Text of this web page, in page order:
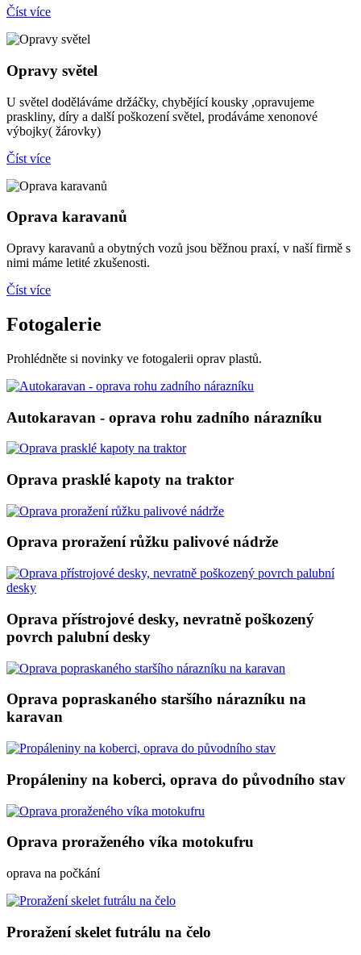
Číst více
Opravy světel
U světel doděláváme držáčky, chybějící kousky ,opravujeme
praskliny, díry a další poškození světel, prodáváme xenonové
výbojky( žárovky)
Číst více
Oprava karavanů
Opravy karavanů a obytných vozů jsou běžnou praxí, v naší firmě s
nimi máme letité zkušenosti.
Číst více
Fotogalerie
Prohlédněte si novinky ve fotogalerii oprav plastů.
Autokaravan - oprava rohu zadního nárazníku
Oprava prasklé kapoty na traktor
Oprava proražení růžku palivové nádrže
Oprava přístrojové desky, nevratně poškozený
povrch palubní desky
Oprava popraskaného staršího nárazníku na
karavan
Propáleniny na koberci, oprava do původního stav
Oprava proraženého víka motokufru
oprava na počkání
Proražení skelet futrálu na čelo